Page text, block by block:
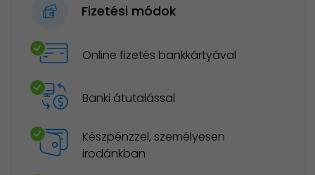
Fizetési módok
Online fizetés bankkártyával
Banki átutalással
Készpénzzel, személyesen
irodánkban